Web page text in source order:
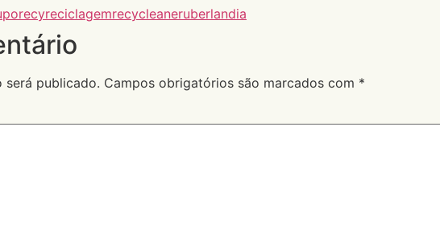
reciclagemrecycleaneruberlandia
será publicado. Campos obrigatórios são marcados com *